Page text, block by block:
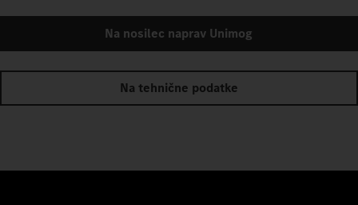
Na nosilec naprav Unimog
Na tehnične podatke